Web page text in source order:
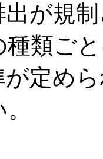
が規
類ご
定め